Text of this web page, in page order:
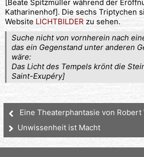
[Beate Spitzmüller während der
Katharinenhof]. Die sechs Triptychen
Website LICHTBILDER zu sehen.
Suche nicht von vornherein nach
das ein Gegenstand unter anderen
wäre:
Das Licht des Tempels krönt die
Saint-Exupéry]
Eine Theaterphantasie von Robert
Unwissenheit ist Macht